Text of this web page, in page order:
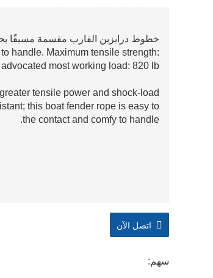
خطوط درابزين القارب مقسمة مسبقًا بحلقة واحدة
handle. Maximum tensile strength:
most working load: 820 lb
tensile power and shock-load
this boat fender rope is easy to
the contact and comfy to handle.
اتصل الآن
سهم: